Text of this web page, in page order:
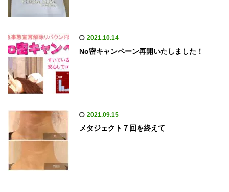
2021.10.14
No密キャンペーン再開いたしました！
2021.09.15
メタジェクト７回を終えて